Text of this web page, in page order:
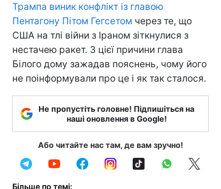
Трампа виник конфлікт із главою
Пентагону Пітом Гегсетом через те, що
США на тлі війни з Іраном зіткнулися з
нестачею ракет. З цієї причини глава
Білого дому зажадав пояснень, чому його
не поінформували про це і як так сталося.
Не пропустіть головне! Підпишіться на
наші оновлення в Google!
Або читайте нас там, де вам зручно!
Більше по темі: